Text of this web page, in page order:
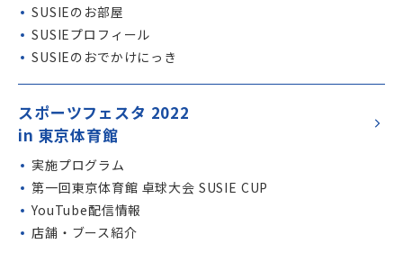
SUSIEのお部屋
SUSIEプロフィール
SUSIEのおでかけにっき
スポーツフェスタ 2022
in 東京体育館
実施プログラム
第一回東京体育館 卓球大会 SUSIE CUP
YouTube配信情報
店舗・ブース紹介